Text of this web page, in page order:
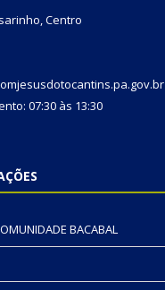
Centro
07:30 às 13:30
BACABAL